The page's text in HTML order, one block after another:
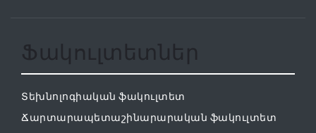
Ֆակուլտետներ
Տեխնոլոգիական ֆակուլտետ
Ճարտարապետաշինարարական ֆակուլտետ